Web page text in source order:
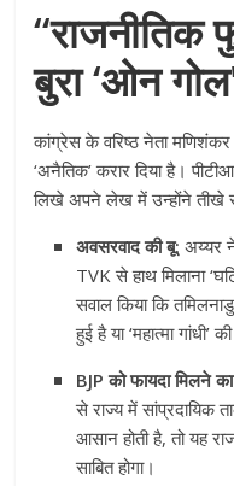
बुरा ‘ओन
कांग्रेस के वरिष्ठ नेता
‘अनैतिक’ करार दिया है।
लिखे अपने लेख में उन्होंने तीखे
अवसरवाद की बू: अय्यर
TVK से हाथ मिलाना
सवाल किया कि
हुई है या ‘महात्मा गांधी’
BJP को फायदा मिलने
से राज्य में सांप्रदायिक
आसान होती है, तो यह
साबित होगा।